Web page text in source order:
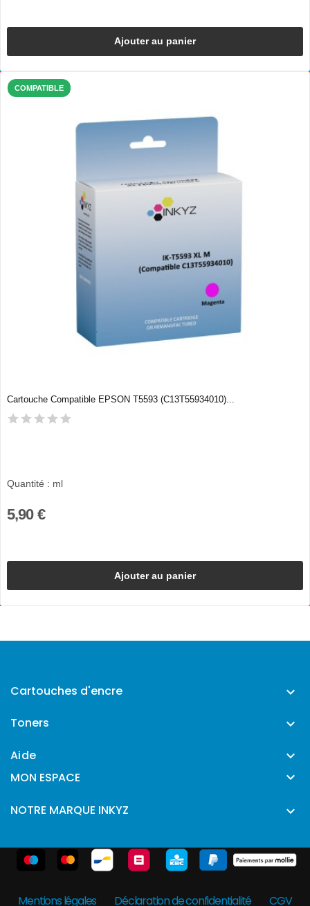
Ajouter au panier
COMPATIBLE
Cartouche Compatible EPSON T5593 (C13T55934010)...
Quantité : ml
5,90 €
Ajouter au panier
Cartouches d'encre 
Toners 
Aide 
MON ESPACE 
NOTRE MARQUE INKYZ 
Mentions légales Déclaration de confidentialité CGV